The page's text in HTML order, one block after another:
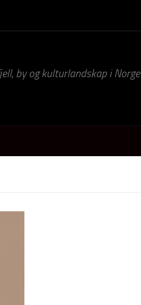
by og kulturlandskap i Norge